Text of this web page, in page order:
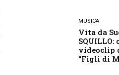
MUSICA
Vita da
videoclip
“Figli di